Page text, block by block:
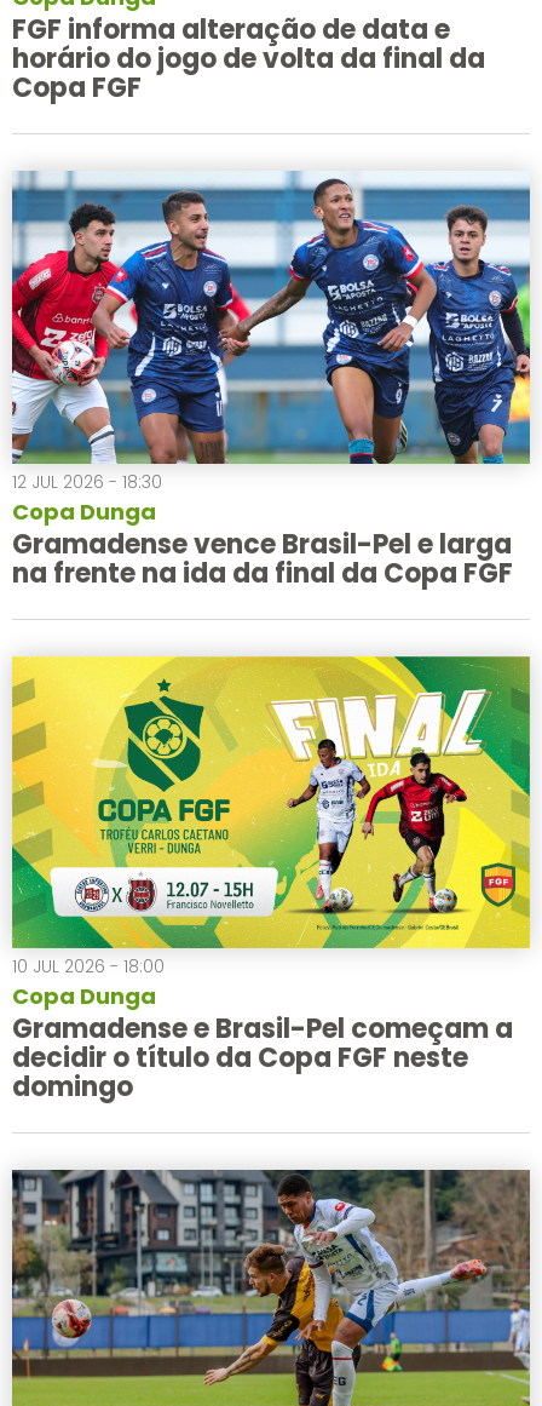
FGF informa alteração de data e
horário do jogo de volta da final da
Copa FGF
12 JUL 2026 - 18:30
Copa Dunga
Gramadense vence Brasil-Pel e larga
na frente na ida da final da Copa FGF
10 JUL 2026 - 18:00
Copa Dunga
Gramadense e Brasil-Pel começam a
decidir o título da Copa FGF neste
domingo